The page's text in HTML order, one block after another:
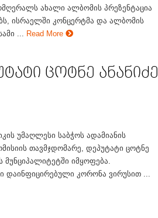
ახალი ალბომის პრეზენტაცია
ისრაელში კონცერტმა და ალბომის
...
Read More
ცოტნე ანანიძე
უმაღლესი საბჭოს ადამიანის
თავმჯდომარე, დეპუტატი ცოტნე
მუნციპალიტეტში იმყოფება.
დაინფიცირებული კორონა ვირუსით ...